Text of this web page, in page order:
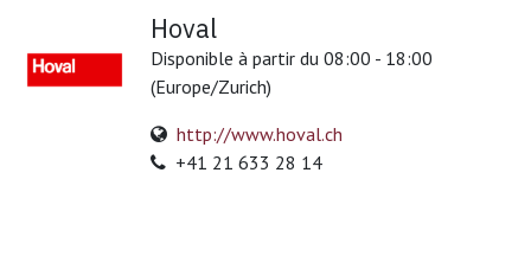
Hoval
Disponible à partir du 08:00 - 18:00
(Europe/Zurich)
http://www.hoval.ch
+41 21 633 28 14